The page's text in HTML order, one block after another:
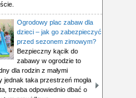
Ogrodowy plac zabaw dla
dzieci – jak go zabezpieczyć
przed sezonem zimowym?
Bezpieczny kącik do
zabawy w ogrodzie to
dla rodzin z małymi
jednak taka przestrzeń mogła
trzeba odpowiednio dbać o